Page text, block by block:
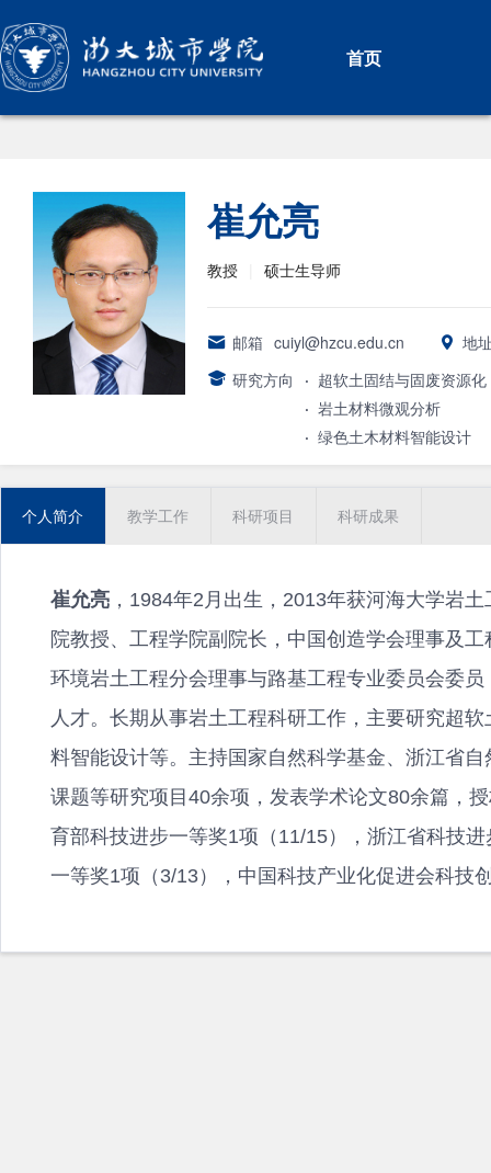
首页
崔允亮
教授 硕士生导师
邮箱 cuiyl@hzcu.edu.cn
地
研究方向
· 超软土固结与固废资源化
· 岩土材料微观分析
· 绿色土木材料智能设计
个人简介 教学工作 科研项目 科研成果
崔允亮 ，1984年2月出生，2013年获河海大学岩
院教授、工程学院副院长，中国创造学会理事及
环境岩土工程分会理事与路基工程专业委员会委
人才。长期从事岩土工程科研工作，主要研究超
料智能设计等。主持国家自然科学基金、浙江省
课题等研究项目40余项，发表学术论文80余篇，
育部科技进步一等奖1项（11/15），浙江省科技
一等奖1项（3/13），中国科技产业化促进会科技